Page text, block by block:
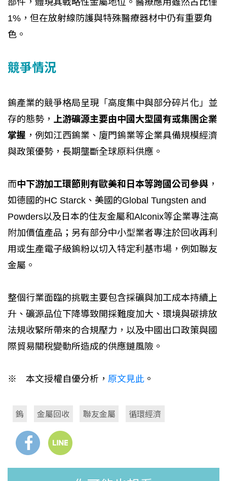
1%，但在放射線防護與特殊醫療器材中仍有重要角
色。
競爭情況
鎢產業的競爭格局呈現「高度集中與部分碎片化」並
存的態勢， 上游礦源主要由中國大型國有或集團企業
掌握 ，例如江西鎢業、廈門鎢業等企業具備規模經濟
與政策優勢，長期壟斷全球原料供應。
而中下游加工環節則有歐美和日本等跨國公司參與 ，
如德國的HC Starck、美國的Global Tungsten and
Powders以及日本的住友金屬和Alconix等企業專注高
附加價值產品；另有部分中小型業者專注於回收再利
用或生產電子級鎢粉以切入特定利基市場，例如聯友
金屬。
整個行業面臨的挑戰主要包含採礦與加工成本持續上
升、礦源品位下降導致開採難度加大、環境與碳排放
法規收緊所帶來的合規壓力，以及中國出口政策與國
際貿易關稅變動所造成的供應鏈風險。
※ 本文授權自優分析， 原文見此 。
鎢 金屬回收 聯友金屬 循環經濟